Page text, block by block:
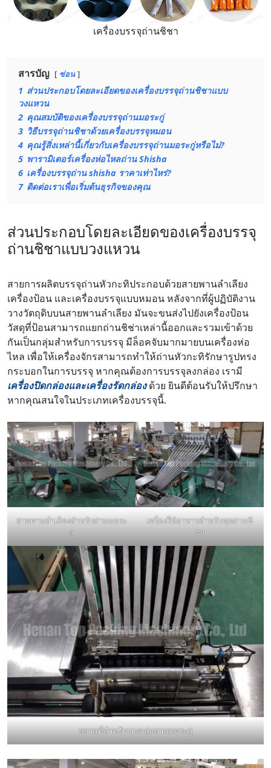
เครื่องบรรจุถ่านชิชา
สารบัญ ซ่อน
1 ส่วนประกอบโดยละเอียดของเครื่องบรรจุถ่านชิชาแบบ
วงแหวน
2 คุณสมบัติของเครื่องบรรจุถ่านมอระกู่
3 วิธีบรรจุถ่านชิชาด้วยเครื่องบรรจุหมอน
4 คุณรู้สิ่งเหล่านี้เกี่ยวกับเครื่องบรรจุถ่านมอระกู่หรือไม่?
5 พารามิเตอร์เครื่องห่อไหลถ่าน Shisha
6 เครื่องบรรจุถ่าน shisha ราคาเท่าไหร่?
7 ติดต่อเราเพื่อเริ่มต้นธุรกิจของคุณ
ส่วนประกอบโดยละเอียดของเครื่องบรรจุ
ถ่านชิชาแบบวงแหวน
สายการผลิตบรรจุถ่านหัวกะทิประกอบด้วยสายพานลำเลียง
เครื่องป้อน และเครื่องบรรจุแบบหมอน หลังจากที่ผู้ปฏิบัติงาน
วางวัตถุดิบบนสายพานลำเลียง มันจะขนส่งไปยังเครื่องป้อน
วัสดุที่ป้อนสามารถแยกถ่านชิช่าเหล่านี้ออกและรวมเข้าด้วย
กันเป็นกลุ่มสำหรับการบรรจุ มีล็อคจับมากมายบนเครื่องห่อ
ไหล เพื่อให้เครื่องจักรสามารถทำให้ถ่านหัวกะทิรักษารูปทรง
กระบอกในการบรรจุ หากคุณต้องการบรรจุลงกล่อง เรามี
เครื่องปิดกล่องและเครื่องรัดกล่องด้วย ยินดีต้อนรับให้ปรึกษา
หากคุณสนใจในประเภทเครื่องบรรจุนี้.
สายพานลำเลียงสำหรับถ่านมอระ
กู่
เครื่องให้อาหารสำหรับชุดถ่านชิ
ชา
สถานที่สำหรับวางกลุ่มถ่านมอระกู่